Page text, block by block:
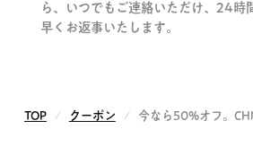
ら、いつでもご連絡いただけ、24時
早くお返事いたします。
TOP クーポン 今なら50%オフ。